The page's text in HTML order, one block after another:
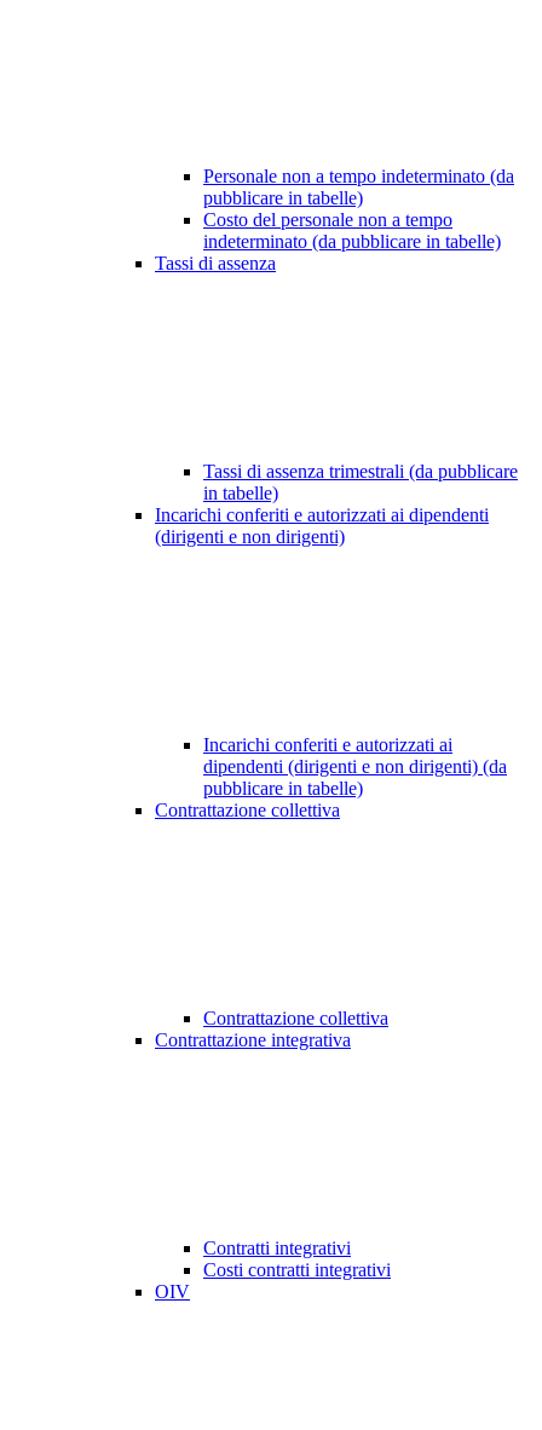
Personale non a tempo indeterminato (da
pubblicare in tabelle)
Costo del personale non a tempo
indeterminato (da pubblicare in tabelle)
Tassi di assenza
Tassi di assenza trimestrali (da pubblicare
in tabelle)
Incarichi conferiti e autorizzati ai dipendenti
(dirigenti e non dirigenti)
Incarichi conferiti e autorizzati ai
dipendenti (dirigenti e non dirigenti) (da
pubblicare in tabelle)
Contrattazione collettiva
Contrattazione collettiva
Contrattazione integrativa
Contratti integrativi
Costi contratti integrativi
OIV